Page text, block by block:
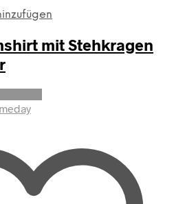
mit Stehkragen
Dieses
auf.
Die
Optionen